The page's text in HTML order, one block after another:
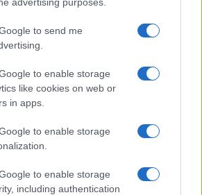
to send me
to enable storage
like cookies on web or
in apps.
to enable storage
to enable storage
including authentication
EL/M‑2084, ο
αισθητήρας της